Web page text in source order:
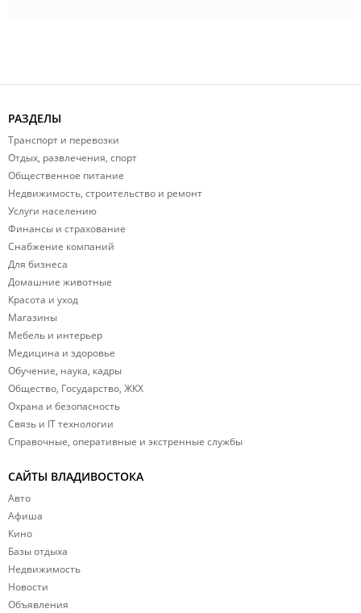
РАЗДЕЛЫ
Транспорт и перевозки
Отдых, развлечения, спорт
Общественное питание
Недвижимость, строительство и ремонт
Услуги населению
Финансы и страхование
Снабжение компаний
Для бизнеса
Домашние животные
Красота и уход
Магазины
Мебель и интерьер
Медицина и здоровье
Обучение, наука, кадры
Общество, Государство, ЖКХ
Охрана и безопасность
Связь и IT технологии
Справочные, оперативные и экстренные службы
САЙТЫ ВЛАДИВОСТОКА
Авто
Афиша
Кино
Базы отдыха
Недвижимость
Новости
Объявления